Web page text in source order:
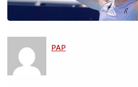
PAP